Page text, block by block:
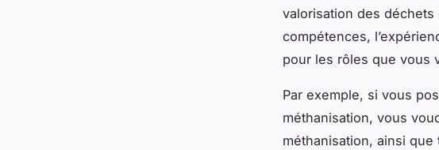
valorisation des
compétences,
pour les rôles que vous
Par exemple, si vous
méthanisation, vous
méthanisation, ainsi